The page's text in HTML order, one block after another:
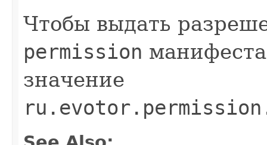
Чтобы выдать
permission
значение